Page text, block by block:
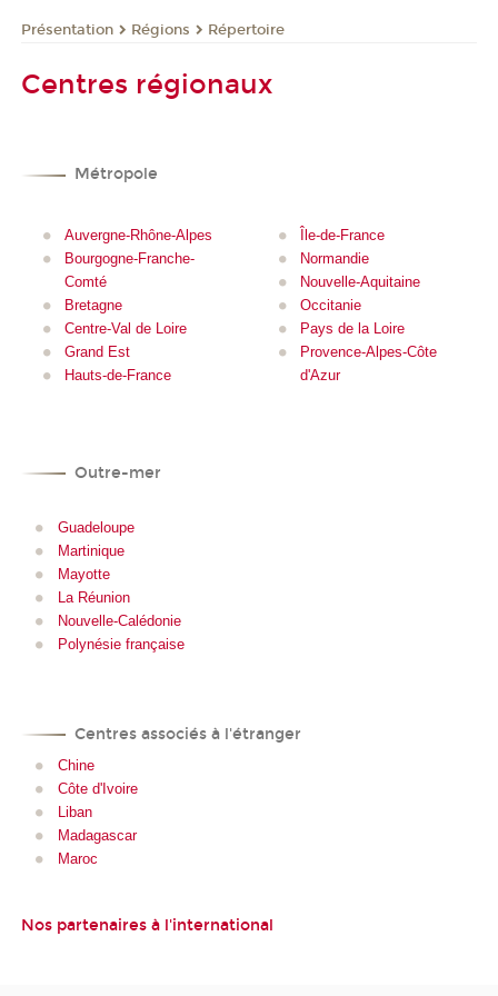
Présentation Régions Répertoire
Centres régionaux
Métropole
Auvergne-Rhône-Alpes
Bourgogne-Franche-
Comté
Bretagne
Centre-Val de Loire
Grand Est
Hauts-de-France
Île-de-France
Normandie
Nouvelle-Aquitaine
Occitanie
Pays de la Loire
Provence-Alpes-Côte
d'Azur
Outre-mer
Guadeloupe
Martinique
Mayotte
La Réunion
Nouvelle-Calédonie
Polynésie française
Centres associés à l'étranger
Chine
Côte d'Ivoire
Liban
Madagascar
Maroc
Nos partenaires à l'international